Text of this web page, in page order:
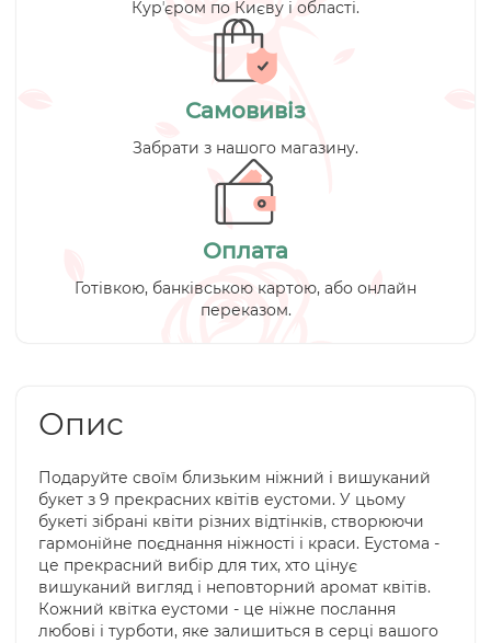
Курʼєром по Києву і області.
Самовивіз
Забрати з нашого магазину.
Оплата
Готівкою, банківською картою, або онлайн
переказом.
Опис
Подаруйте своїм близьким ніжний і вишуканий
букет з 9 прекрасних квітів еустоми. У цьому
букеті зібрані квіти різних відтінків, створюючи
гармонійне поєднання ніжності і краси. Еустома -
це прекрасний вибір для тих, хто цінує
вишуканий вигляд і неповторний аромат квітів.
Кожний квітка еустоми - це ніжне послання
любові і турботи, яке залишиться в серці вашого